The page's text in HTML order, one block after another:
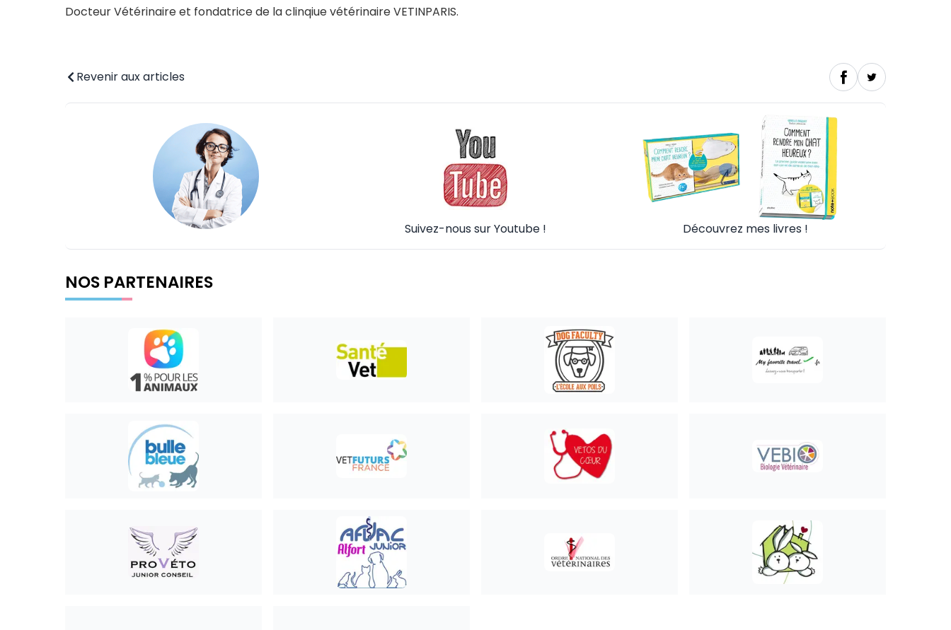
Docteur Vétérinaire et fondatrice de la clinqiue vétérinaire VETINPARIS.
Revenir aux articles
Suivez-nous sur Youtube ! Découvrez mes livres !
NOS PARTENAIRES